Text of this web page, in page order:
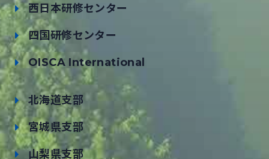
西日本研修センター
四国研修センター
OISCA International
北海道支部
宮城県支部
山梨県支部